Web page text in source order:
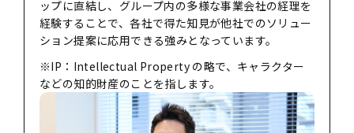
ップに直結し、グループ内の多様な事業会社の経理を
経験することで、各社で得た知見が他社でのソリュー
ション提案に応用できる強みとなっています。
※IP：Intellectual Property の略で、キャラクター
などの知的財産のことを指します。